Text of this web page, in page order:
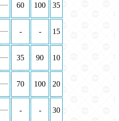
60 100 35
- - 15
35 90 10
70 100 20
- - 30